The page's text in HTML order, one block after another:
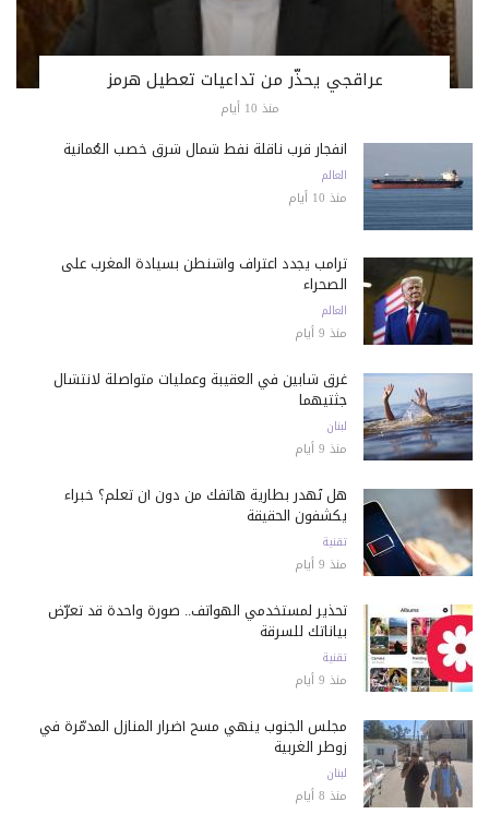
عراقجي يحذّر من تداعيات تعطيل هرمز
منذ 10 أيام
انفجار قرب ناقلة نفط شمال شرق خصب العُمانية
العالم
منذ 10 أيام
ترامب يجدد اعتراف واشنطن بسيادة المغرب على
الصحراء
العالم
منذ 9 أيام
غرق شابين في العقيبة وعمليات متواصلة لانتشال
جثتيهما
لبنان
منذ 9 أيام
هل تُهدر بطارية هاتفك من دون أن تعلم؟ خبراء
يكشفون الحقيقة
تقنية
منذ 9 أيام
تحذير لمستخدمي الهواتف.. صورة واحدة قد تعرّض
بياناتك للسرقة
تقنية
منذ 9 أيام
مجلس الجنوب ينهي مسح أضرار المنازل المدمّرة في
زوطر الغربية
لبنان
منذ 8 أيام